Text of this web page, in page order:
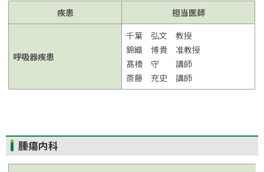
に
疾患 担当医師
呼吸器疾患
千葉 弘文 教授
錦織 博貴 准教授
髙橋 守 講師
斎藤 充史 講師
ト
ッ
腫瘍内科